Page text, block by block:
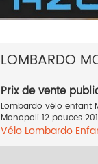
LOMBARDO
Prix de vente
Lombardo vélo enfant
Monopoli 12 pouces
Vélo Lombardo
2016